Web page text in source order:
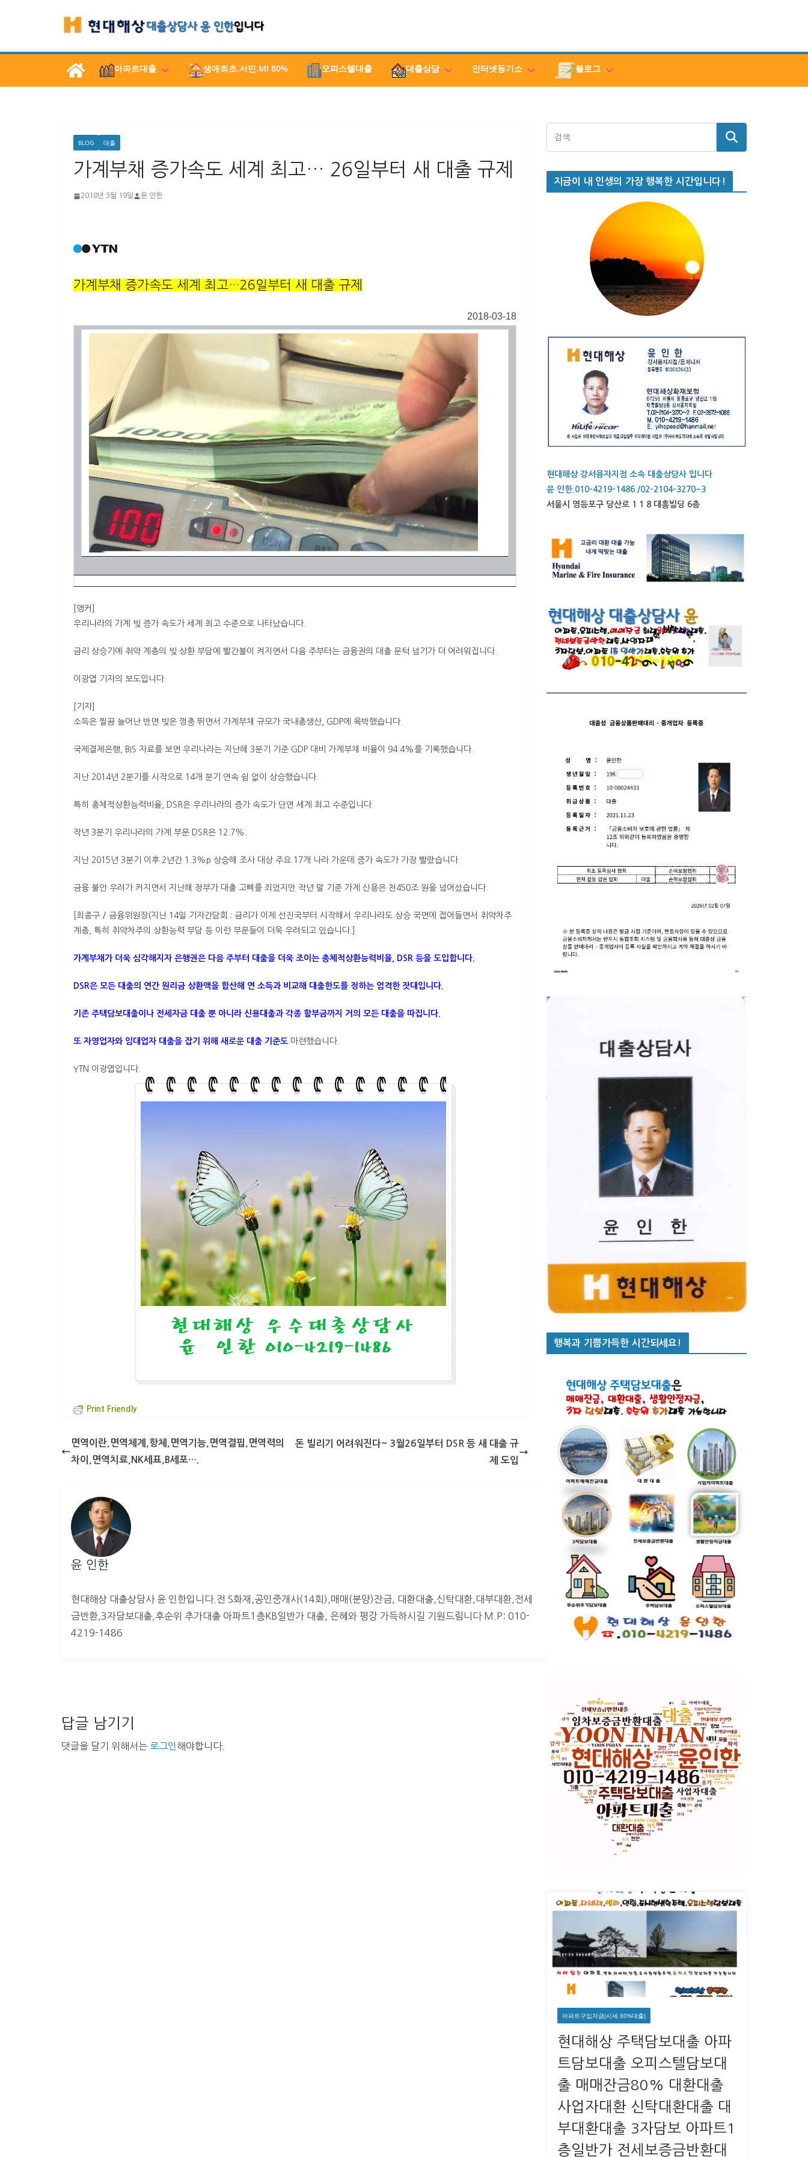
로
아파트대출 생애최초.서민.MI 80% 오피스텔대출 대출상담 인터넷등기소 블로그
BLOG 대출
가계부채 증가속도 세계 최고… 26일부터 새 대출 규제
2018년 3월 19일 윤 인한
가계부채 증가속도 세계 최고…26일부터 새 대출 규제
2018-03-18
[앵커]
우리나라의 가계 빚 증가 속도가 세계 최고 수준으로 나타났습니다.
금리 상승기에 취약 계층의 빚 상환 부담에 빨간불이 켜지면서 다음 주부터는 금융권의 대출 문턱 넘기가 더 어려워집니다.
이광엽 기자의 보도입니다.
[기자]
소득은 찔끔 늘어난 반면 빚은 껑충 뛰면서 가계부채 규모가 국내총생산, GDP에 육박했습니다.
국제결제은행, BIS 자료를 보면 우리나라는 지난해 3분기 기준 GDP 대비 가계부채 비율이 94.4%를 기록했습니다.
지난 2014년 2분기를 시작으로 14개 분기 연속 쉼 없이 상승했습니다.
특히 총체적상환능력비율, DSR은 우리나라의 증가 속도가 단연 세계 최고 수준입니다.
작년 3분기 우리나라의 가계 부문 DSR은 12.7%.
지난 2015년 3분기 이후 2년간 1.3%p 상승해 조사 대상 주요 17개 나라 가운데 증가 속도가 가장 빨랐습니다.
금융 불안 우려가 커지면서 지난해 정부가 대출 고삐를 죄었지만 작년 말 기준 가계 신용은 천450조 원을 넘어섰습니다.
[최종구 / 금융위원장(지난 14일 기자간담회 : 금리가 이제 선진국부터 시작해서 우리나라도 상승 국면에 접어들면서 취약차주
계층, 특히 취약차주의 상환능력 부담 등 이런 부문들이 더욱 우려되고 있습니다.]
가계부채가 더욱 심각해지자 은행권은 다음 주부터 대출을 더욱 조이는 총체적상환능력비율, DSR 등을 도입합니다.
DSR은 모든 대출의 연간 원리금 상환액을 합산해 연 소득과 비교해 대출한도를 정하는 엄격한 잣대입니다.
기존 주택담보대출이나 전세자금 대출 뿐 아니라 신용대출과 각종 할부금까지 거의 모든 대출을 따집니다.
또 자영업자와 임대업자 대출을 잡기 위해 새로운 대출 기준도 마련했습니다.
YTN 이광엽입니다.
Print Friendly
면역이란,면역체계,항체,면역기능,면역결핍,면역력의
차이,면역치료,NK세표,B세포….
돈 빌리기 어려워진다~ 3월26일부터 DSR 등 새 대출 규
제 도입
윤 인한
현대해상 대출상담사 윤 인한입니다.전 S화재,공인중개사(14회),매매(분양)잔금, 대환대출,신탁대환,대부대환,전세
금반환,3자담보대출,후순위 추가대출 아파트1층KB일반가 대출, 은혜와 평강 가득하시길 기원드림니다 M.P: 010-
4219-1486
답글 남기기
댓글을 달기 위해서는 로그인 해야합니다.
지금이 내 인생의 가장 행복한 시간입니다!
현대해상 강서융자지점 소속 대출상담사 입니다
윤 인한.010-4219-1486 /02-2104-3270~3
서울시 영등포구 당산로 1 1 8 대흥빌딩 6층
행복과 기쁨가득한 시간되세요!
아파트구입자금(시세 80%대출)
현대해상 주택담보대출 아파
트담보대출 오피스텔담보대
출 매매잔금80% 대환대출
사업자대환 신탁대환대출 대
부대환대출 3자담보 아파트1
층일반가 전세보증금반환대